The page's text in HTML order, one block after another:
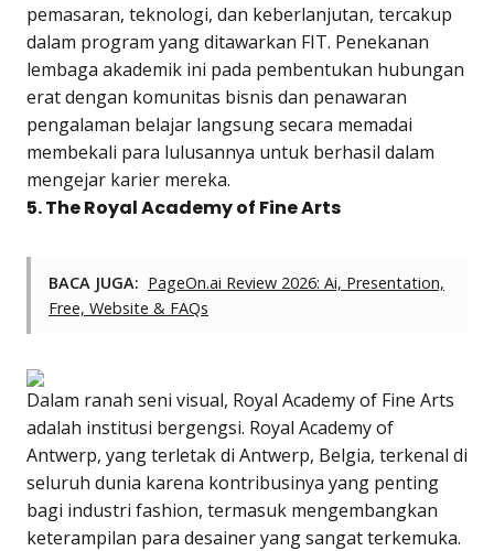
pemasaran, teknologi, dan keberlanjutan, tercakup
dalam program yang ditawarkan FIT. Penekanan
lembaga akademik ini pada pembentukan hubungan
erat dengan komunitas bisnis dan penawaran
pengalaman belajar langsung secara memadai
membekali para lulusannya untuk berhasil dalam
mengejar karier mereka.
5. The Royal Academy of Fine Arts
BACA JUGA: PageOn.ai Review 2026: Ai, Presentation,
Free, Website & FAQs
Dalam ranah seni visual, Royal Academy of Fine Arts
adalah institusi bergengsi. Royal Academy of
Antwerp, yang terletak di Antwerp, Belgia, terkenal di
seluruh dunia karena kontribusinya yang penting
bagi industri fashion, termasuk mengembangkan
keterampilan para desainer yang sangat terkemuka.